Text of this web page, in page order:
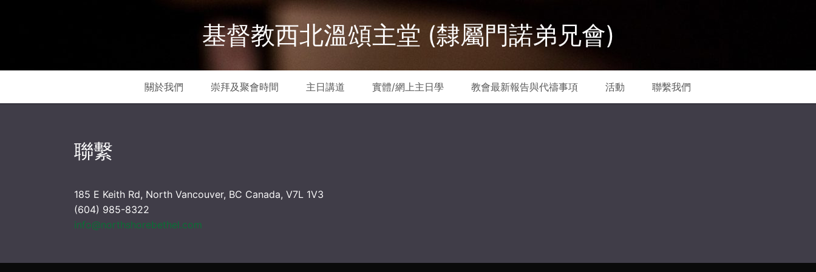
基督教西北溫頌主堂 (隸屬門諾弟兄會)
關於我們 崇拜及聚會時間 主日講道 實體/網上主日學 教會最新報告與代禱事項 活動 聯繫我們
聯繫
185 E Keith Rd, North Vancouver, BC Canada, V7L 1V3
(604) 985-8322
info@northshorebethel.com